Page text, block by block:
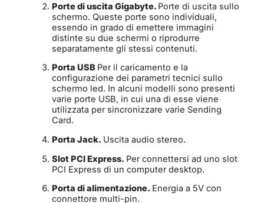
Porte di uscita Gigabyte. Porte di uscita sullo
schermo. Queste porte sono individuali,
essendo in grado di emettere immagini
distinte su due schermi o riprodurre
separatamente gli stessi contenuti.
Porta USB Per il caricamento e la
configurazione dei parametri tecnici sullo
schermo led. In alcuni modelli sono presenti
varie porte USB, in cui una di esse viene
utilizzata per sincronizzare varie Sending
Card.
Porta Jack. Uscita audio stereo.
Slot PCI Express. Per connettersi ad uno slot
PCI Express di un computer desktop.
Porta di alimentazione. Energia a 5V con
connettore multi-pin.